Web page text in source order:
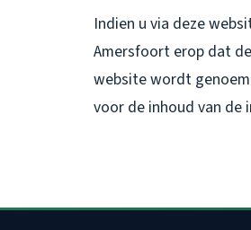
Indien u via deze
Amersfoort erop dat
website wordt
voor de inhoud van de